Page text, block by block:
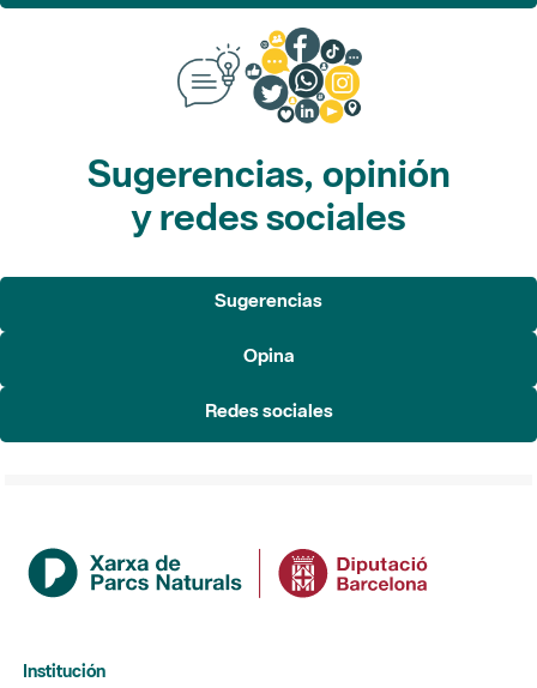
Sugerencias, opinión
y redes sociales
Sugerencias
Institución
Gerencia de Servicios de Espacios Naturales